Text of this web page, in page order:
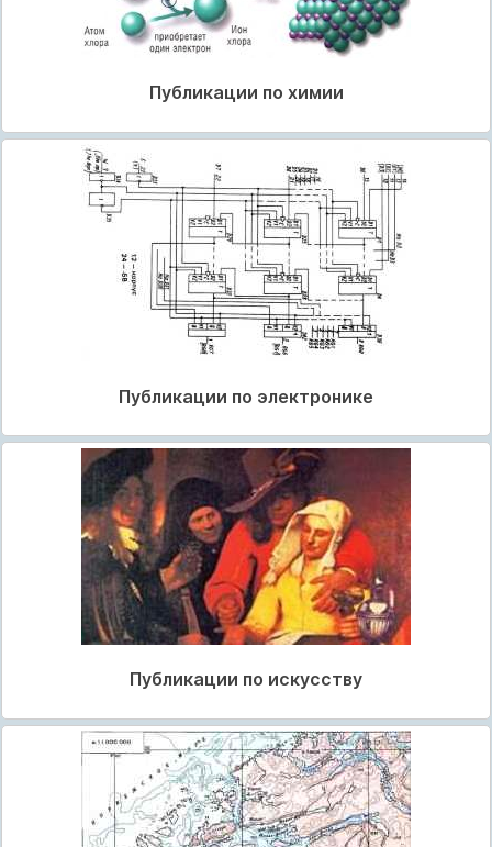
Публикации по химии
Публикации по электронике
Публикации по искусству